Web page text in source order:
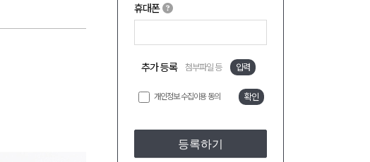
휴대폰
추가 등록 첨부파일 등 입력
개인정보 수집이용 동의 확인
등록하기